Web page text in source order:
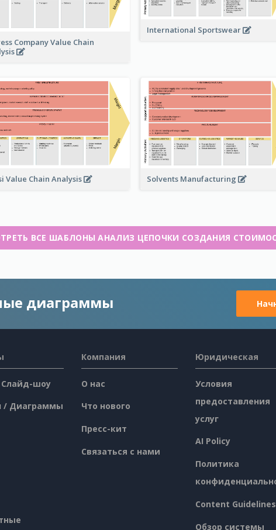
Company Value Chain
International Sportswear
Value Chain Analysis Solvents Manufacturing
ВСЕ ШАБЛОНЫ АНАЛИЗ ЦЕПОЧКИ СОЗДАНИЯ
диаграммы
Слайд-шоу
/ Диаграммы
Компания
О нас
Что нового
Пресс-кит
Связаться с нами
Юридическая
Условия
предоставления
услуг
AI Policy
Политика
Content Guidelines
Обзор системы